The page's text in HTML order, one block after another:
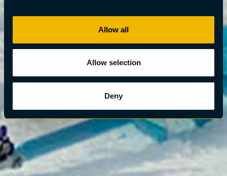
Allow all
Allow selection
Deny